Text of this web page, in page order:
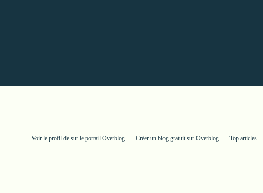
Voir le profil de sur le portail Overblog Créer un blog gratuit sur Overblog Top articles